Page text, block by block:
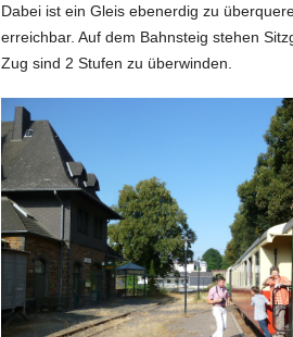
Dabei ist ein Gleis ebenerdig zu
erreichbar. Auf dem Bahnsteig stehen
Zug sind 2 Stufen zu überwinden.